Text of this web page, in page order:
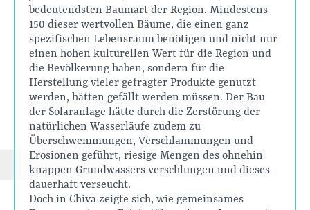
bedeutendsten Baumart der Region. Mindestens
150 dieser wertvollen Bäume, die einen ganz
spezifischen Lebensraum benötigen und nicht nur
einen hohen kulturellen Wert für die Region und
die Bevölkerung haben, sondern für die
Herstellung vieler gefragter Produkte genutzt
werden, hätten gefällt werden müssen. Der Bau
der Solaranlage hätte durch die Zerstörung der
natürlichen Wasserläufe zudem zu
Überschwemmungen, Verschlammungen und
Erosionen geführt, riesige Mengen des ohnehin
knappen Grundwassers verschlungen und dieses
dauerhaft verseucht.
Doch in Chiva zeigte sich, wie gemeinsames